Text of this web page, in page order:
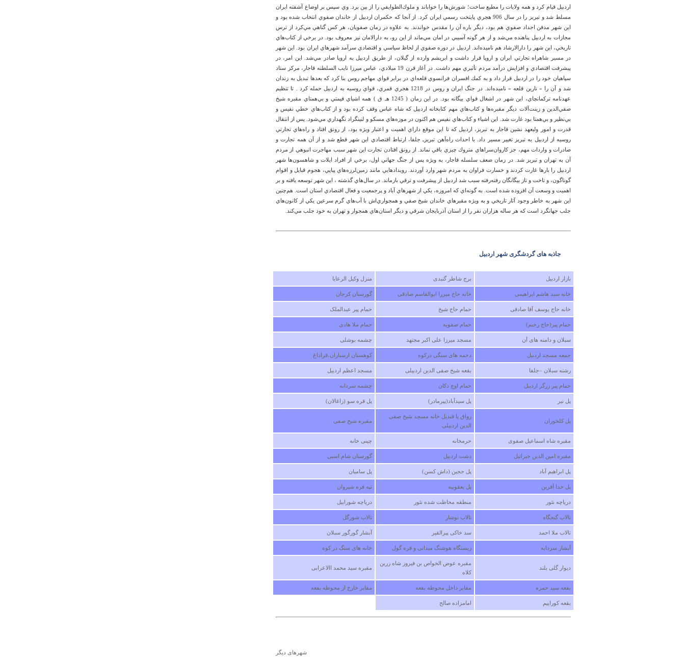
اردبيل قيام كرد و همه ولايات را مطيع ساخت؛ شورش‌ها را خواباند و ملوك‌الطوايفي را از بين برد. وي سپس بر اوضاع آشفته ايران
مسلط شد و تبريز را در سال 906 هجري پايتخت رسمي ايران كرد. از آنجا كه حكمران اردبيل از خاندان صفوي انتخاب شده بود و
اين شهر مدفن اجداد صفوي هم بود، ديگر باره آن را مقدس خواندند. به علاوه در زمان صفويان، هر كس گناهي مي‌كرد از ترس
مجازات به اردبيل پناهنده مي‌شد و از هر گونه آسيبي در امان مي‌ماند از اين رو، به دارالامان نيز معروف بود. در برخي از كتاب‌هاي
تاريخي، اين شهر را دارالارشاد هم ناميده‌اند. اردبيل در دوره صفوي از لحاظ سياسي و اقتصادي سرآمد شهرهاي ايران بود. اين شهر
در مسير شاهراه تجارتي ايران و اروپا قرار داشت و ابريشم وارده از گيلان، از طريق اردبيل به اروپا صادر مي‌شد. اين امر، در
پيشرفت اقتصادي و افزايش درآمد مردم تأثيري مهم داشت. در آغاز قرن 19 ميلادي، عباس ميرزا نايب السلطنه قاجار، مركز ستاد
سپاهيان خود را در اردبيل قرار داد و به كمك افسران فرانسوي قلعه‌اي در برابر قواي مهاجم روس بنا كرد كه بعدها تبديل به زندان
شد و آن را « نارين قلعه » ناميده‌اند. در جنگ ايران و روس در 1218 هجري قمري، قواي روسيه به اردبيل حمله كرد . تا تنظيم
عهدنامه تركمانچاي، اين شهر در اشغال قواي بيگانه بود. در اين زمان ( 1245 هـ ق ) همه اشياي قيمتي و بي‌همتاي مقبره شيخ
صفي‌الدين و زينت‌آلات ديگر مقبره‌ها و كتاب‌هاي مهم كتابخانه اردبيل كه شاه عباس وقف كرده بود و از كتاب‌هاي خطي نفيس و
بي‌نظير و بي‌همتا بود غارت شد. اين اشياء و كتاب‌هاي نفيس هم اكنون در موزه‌هاي مسكو و لنينگراد نگهداري مي‌شود. پس از انتقال
قدرت و امور وليعهد نشين قاجار به تبريز، اردبيل كه تا اين موقع داراي اهميت و اعتبار ويژه بود، از رونق افتاد و راه‌هاي تجارتي
روسيه از اردبيل به تبريز تغيير مسير داد. با احداث راه‌آهن تبريزـ جلفا، ارتباط اقتصادي اين شهر قطع شد و از آن همه تجارت و
صادرات و واردات مهم، جز كاروان‌‌سراهاي متروك چيزي باقي نماند. از رونق افتادن تجارت اين شهر سبب مهاجرت انبوهي از مردم
آن به تهران و تبريز شد. در زمان ضعف سلسله قاجار، به ويژه پس از جنگ جهاني اول، برخي از افراد ايلات و شاهسون‌ها شهر
اردبيل را بارها غارت كردند و خسارت فراوان به مردم شهر وارد آوردند. رويدادهايي مانند زمين‌لرزه‌هاي پياپي، هجوم قبايل و اقوام
گوناگون، و تاخت و تاز بيگانگان رفته‌رفته سبب شد اردبيل از پيشرفت و ترقي بازماند. در سال‌هاي گذشته ، اين شهر توسعه يافته و بر
اهميت و وسعت آن افزوده شده است. به گونه‌اي كه امروزه، يكي از شهرهاي آباد و پرجمعيت و فعال اقتصادي استان است. هم‌چنين
اين شهر به خاطر وجود‌ آثار تاريخي و به ويژه مقبرهاي خاندان شيخ صفي و همجواري‌اش با آب‌هاي گرم سرعين يكي از كانون‌هاي
جلب جهانگرد است كه هر ساله هزاران نفر را از استان آذربايجان شرقي و ديگر استان‌هاي همجوار و تهران به خود جلب مي‌كند.
جاذبه های گردشگری شهر اردبيل
بازار اردبیل برج شاطر گنبدی منزل وکیل الرعایا
خانه سید هاشم ابراهیمی خانه حاج میرزا ابوالقاسم صادقی گورستان کرجان
خانه حاج یوسف آقا صادقی حمام حاج شیخ حمام پیر عبدالملک
حمام پیر(حاج رحیم) حمام صفویه حمام ملا هادی
سبلان و دامنه های آن مسجد میرزا علی اکبر مجتهد چشمه بوشلی
جمعه مسجد اردبیل دخمه های سنگی درکوه کوهستان ارسباران،قراداغ
رشته سبلان –جلفا بقعه شیخ صفی الدین اردبیلی مسجد اعظم اردبیل
حمام پیر زرگر اردبیل حمام اوچ دکان چشمه سردابه
پل نیر پل سیدآباد(پیرمادر) پل قره سو (زاغالان)
پل کلخوران
رواق یا قندیل خانه مسجد شیخ صفی
الدین اردبیلی
مقبره شیخ صفی
مقبره شاه اسماعیل صفوی حرمخانه چینی خانه
مقبره امین الدین جبرائیل دشت اردبیل گورستان شام اسبی
پل ابراهیم آباد پل ججین (داش کسن) پل سامیان
پل خدا آفرین پل یعقوبیه تپه قره شیروان
دریاچه نئور منطقه محاظت شده نئور دریاچه شورابیل
تالاب گنجگاه تالاب نوشار تالاب شورگل
تالاب ملا احمد سد خاکی پیرالقیر آبشار گورگور سبلان
آبشار سردابه زیستگاه هوشنگ میدانی و قره گول خانه های سنگ در کوه
دیوار گلی بلند
مقبره عوض الخواص بن فیروز شاه زرین
کلاه
مقبره سید محمد االاعرابی
بقعه سید حمزه مقابر داخل محوطه بقعه مقابر خارج از محوطه بقعه
بقعه کوراییم امامزاده صالح
شهرهای دیگر